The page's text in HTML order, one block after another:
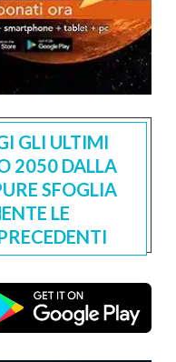
GLI ULTIMI
2050 DALLA
SFOGLIA
LE